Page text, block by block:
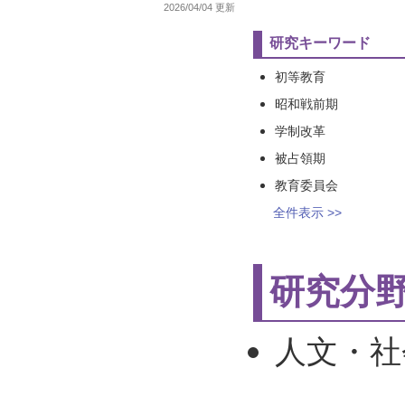
2026/04/04 更新
研究キーワード
初等教育
昭和戦前期
学制改革
被占領期
教育委員会
全件表示 >>
研究分
人文・